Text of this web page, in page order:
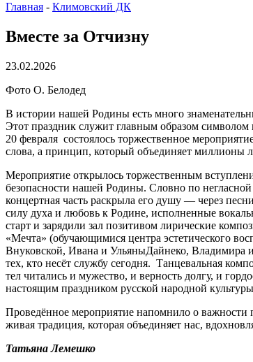
Главная - Климовский ДК
Вместе за Отчизну
23.02.2026
Фото О. Белодед
В истории нашей Родины есть много
Этот праздник служит главным образом символом
20 февраля состоялось торжественное
слова, а принцип, который объединяет миллионы
Мероприятие открылось торжественным
безопасности нашей Родины. Словно по негласной
концертная часть раскрыла его душу — через
силу духа и любовь к Родине, исполненные
старт и зарядили зал позитивом лирические
«Мечта» (обучающимися центра эстетического
Внуковской, Ивана и УльяныДайнеко, Владимира
тех, кто несёт службу сегодня. Танцевальная
тел читались и мужество, и верность долгу, и
настоящим праздником русской народной
Проведённое мероприятие напомнило о важности
живая традиция, которая объединяет нас,
Татьяна Лемешко